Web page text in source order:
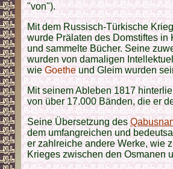
"von").
Mit dem Russisch-Türkische
wurde Prälaten des Domstiftes in
und sammelte Bücher. Seine
wurden von damaligen
wieGoetheund Gleim wurden
Mit seinem Ableben 1817
von über 17.000 Bänden, die er
Seine Übersetzung des
dem umfangreichen und
er zahlreiche andere Werke, wie
Krieges zwischen den Osmanen